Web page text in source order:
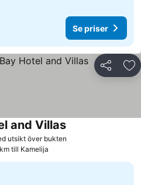
Se priser
Dela
utsikt över bukten
and Villas
till Kamelija